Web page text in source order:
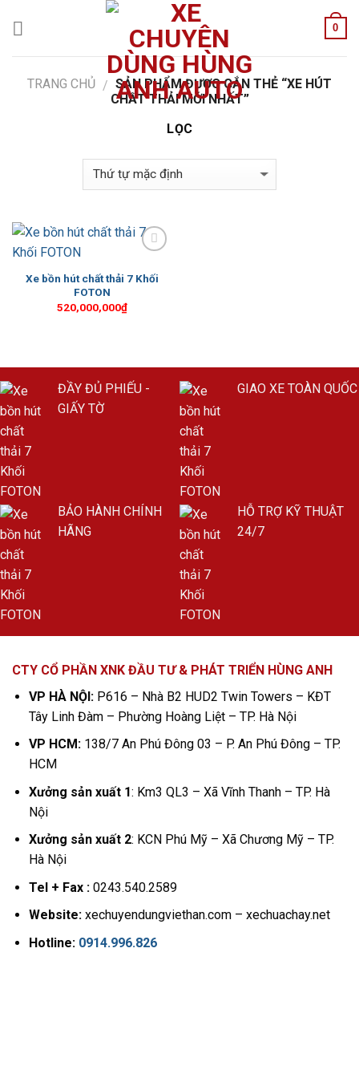
0
TRANG CHỦ / SẢN PHẨM ĐƯỢC GẮN THẺ “XE HÚT
CHẤT THẢI MỚI NHẤT”
LỌC
Wishlist
Xe bồn hút chất thải 7 Khối
FOTON
520,000,000₫
ĐẦY ĐỦ PHIẾU -
GIẤY TỜ
GIAO XE TOÀN QUỐC
BẢO HÀNH CHÍNH
HÃNG
HỖ TRỢ KỸ THUẬT
24/7
CTY CỔ PHẦN XNK ĐẦU TƯ & PHÁT TRIỂN HÙNG ANH
VP HÀ NỘI:P616 – Nhà B2 HUD2 Twin Towers – KĐT
Tây Linh Đàm – Phường Hoàng Liệt – TP. Hà Nội
VP HCM:138/7 An Phú Đông 03 – P. An Phú Đông – TP.
HCM
Xưởng sản xuất 1: Km3 QL3 – Xã Vĩnh Thanh – TP. Hà
Nội
Xưởng sản xuất 2: KCN Phú Mỹ – Xã Chương Mỹ – TP.
Hà Nội
Tel + Fax :0243.540.2589
Website:xechuyendungviethan.com – xechuachay.net
Hotline: 0914.996.826